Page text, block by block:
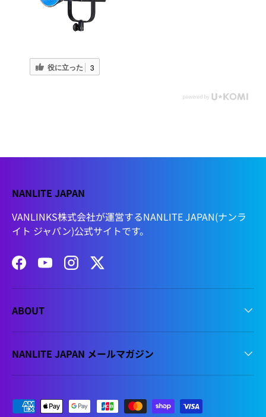
役に立った 3
NANLITE JAPAN
VANLINKS株式会社が運営するNANLITE JAPAN(ナンラ
イト ジャパン)公式サイトです。
FacebookYouTubeInstagramTwitter
ABOUT
NANLITE JAPAN メールマガジン
支払方法